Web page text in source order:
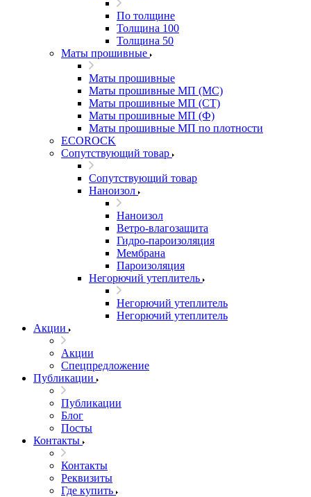
По толщине
Толщина 100
Толщина 50
Маты прошивные
Маты прошивные
Маты прошивные МП (МС)
Маты прошивные МП (СТ)
Маты прошивные МП (Ф)
Маты прошивные МП по плотности
ECOROCK
Сопутствующий товар
Сопутствующий товар
Наноизол
Наноизол
Ветро-влагозащита
Гидро-пароизоляция
Мембрана
Пароизоляция
Негорючий утеплитель
Негорючий утеплитель
Негорючий утеплитель
Акции
Акции
Спецпредложение
Публикации
Публикации
Блог
Посты
Контакты
Контакты
Реквизиты
Где купить